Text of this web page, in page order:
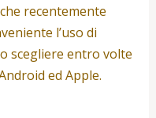
recentemente
l’uso di
scegliere entro volte
ed Apple.